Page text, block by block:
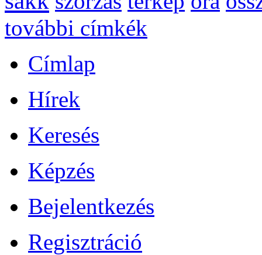
további címkék
Címlap
Hírek
Keresés
Képzés
Bejelentkezés
Regisztráció